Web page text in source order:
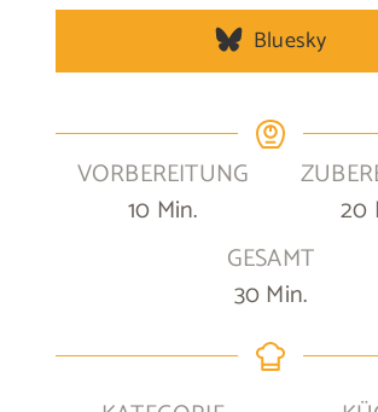
Bluesky
VORBEREITUNG
10Minuten
Min.
20
GESAMT
30Minuten
Min.